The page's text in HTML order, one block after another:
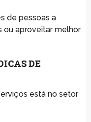
de pessoas a
ou aproveitar melhor
DE
está no setor